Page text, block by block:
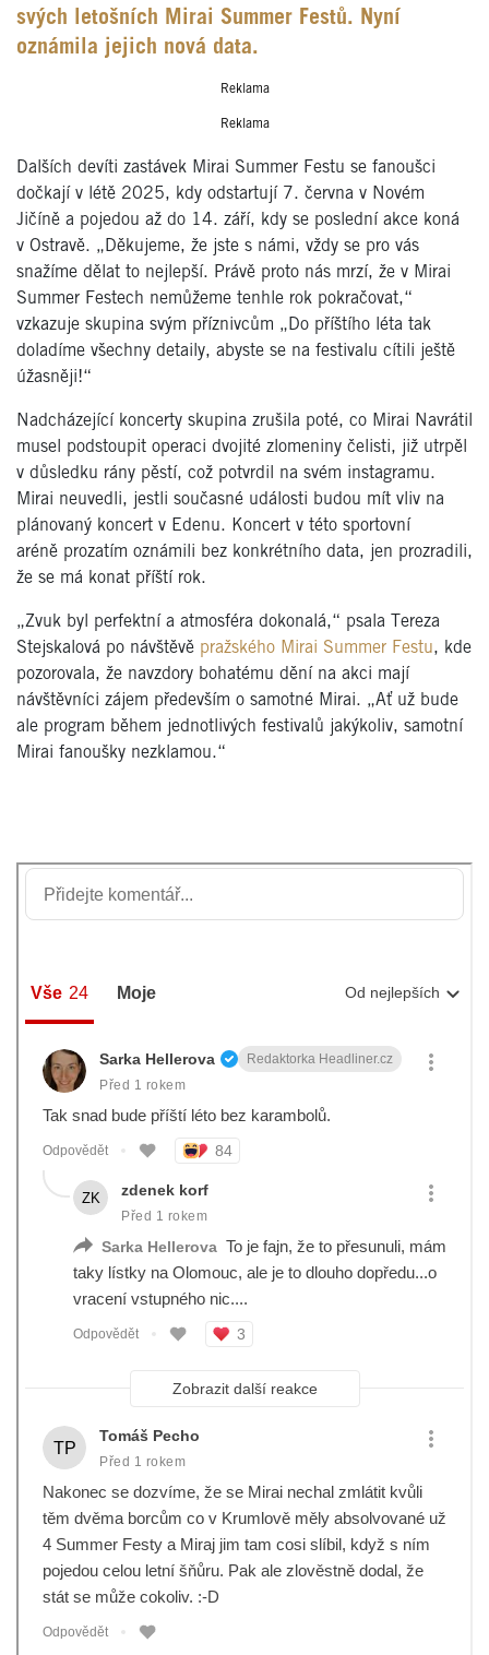
svých letošních Mirai Summer Festů. Nyní
oznámila jejich nová data.
Reklama
Reklama
Dalších devíti zastávek Mirai Summer Festu se fanoušci
dočkají v létě 2025, kdy odstartují 7. června v Novém
Jičíně a pojedou až do 14. září, kdy se poslední akce koná
v Ostravě. „Děkujeme, že jste s námi, vždy se pro vás
snažíme dělat to nejlepší. Právě proto nás mrzí, že v Mirai
Summer Festech nemůžeme tenhle rok pokračovat,“
vzkazuje skupina svým příznivcům „Do příštího léta tak
doladíme všechny detaily, abyste se na festivalu cítili ještě
úžasněji!“
Nadcházející koncerty skupina zrušila poté, co Mirai Navrátil
musel podstoupit operaci dvojité zlomeniny čelisti, již utrpěl
v důsledku rány pěstí, což potvrdil na svém instagramu.
Mirai neuvedli, jestli současné události budou mít vliv na
plánovaný koncert v Edenu. Koncert v této sportovní
aréně prozatím oznámili bez konkrétního data, jen prozradili,
že se má konat příští rok.
„Zvuk byl perfektní a atmosféra dokonalá,“ psala Tereza
Stejskalová po návštěvě pražského Mirai Summer Festu, kde
pozorovala, že navzdory bohatému dění na akci mají
návštěvníci zájem především o samotné Mirai. „Ať už bude
ale program během jednotlivých festivalů jakýkoliv, samotní
Mirai fanoušky nezklamou.“